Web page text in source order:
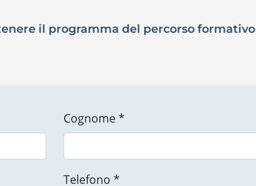
il programma del percorso formativo
Cognome *
Telefono *